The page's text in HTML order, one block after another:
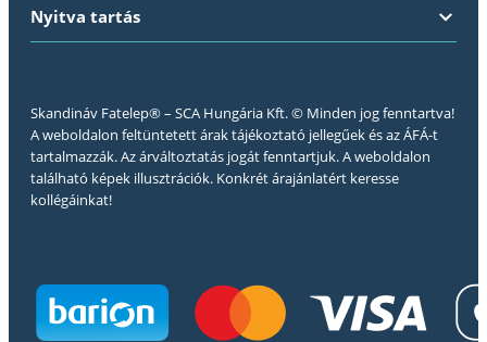
Nyitva tartás
Skandináv Fatelep® – SCA Hungária Kft. © Minden jog fenntartva!
A weboldalon feltüntetett árak tájékoztató jellegűek és az ÁFÁ-t
tartalmazzák. Az árváltoztatás jogát fenntartjuk. A weboldalon
található képek illusztrációk. Konkrét árajánlatért keresse
kollégáinkat!